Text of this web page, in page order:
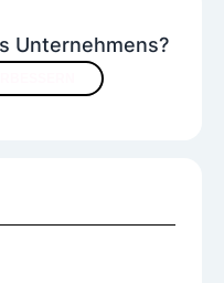
Unternehmens?